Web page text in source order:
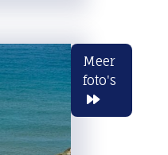
Meer
foto's
